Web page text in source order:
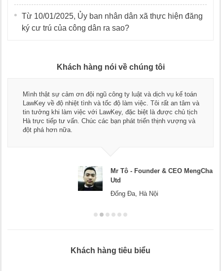
Từ 10/01/2025, Ủy ban nhân dân xã thực hiện đăng
ký cư trú của công dân ra sao?
Khách hàng nói về chúng tôi
Mình thật sự cảm ơn đội ngũ công ty luật và dịch vụ kế toán
LawKey về độ nhiệt tình và tốc độ làm việc. Tôi rất an tâm và
tin tưởng khi làm việc với LawKey, đặc biệt là được chủ tịch
Hà trực tiếp tư vấn. Chúc các bạn phát triển thịnh vượng và
đột phá hơn nữa.
Mr Tô - Founder & CEO MengCha
Utd
Đống Đa, Hà Nội
Khách hàng tiêu biểu